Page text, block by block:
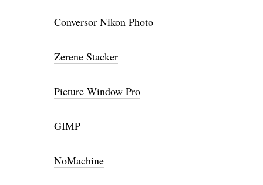
Conversor Nikon Photo
Zerene Stacker
Picture Window Pro
GIMP
NoMachine